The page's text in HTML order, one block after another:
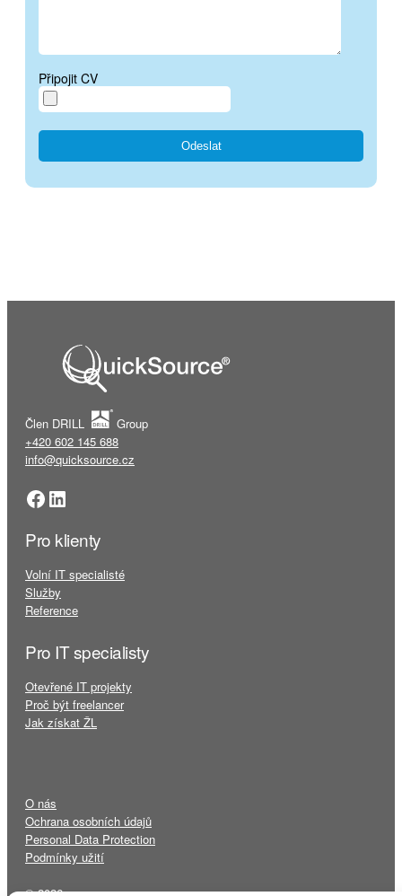
Připojit CV
Člen DRILL
Group
+420 602 145 688
info@quicksource.cz
Facebook LinkedIn
Pro klienty
Volní IT specialisté
Služby
Reference
Pro IT specialisty
Otevřené IT projekty
Proč být freelancer
Jak získat ŽL
O nás
Ochrana osobních údajů
Personal Data Protection
Podmínky užití